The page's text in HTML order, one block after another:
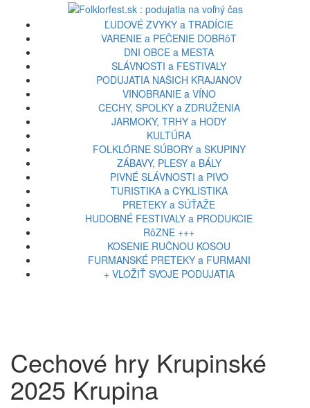
ĽUDOVÉ ZVYKY a TRADÍCIE
VARENIE a PEČENIE DOBRôT
DNI OBCE a MESTA
SLÁVNOSTI a FESTIVALY
PODUJATIA NAŠICH KRAJANOV
VINOBRANIE a VÍNO
CECHY, SPOLKY a ZDRUŽENIA
JARMOKY, TRHY a HODY
KULTÚRA
FOLKLÓRNE SÚBORY a SKUPINY
ZÁBAVY, PLESY a BÁLY
PIVNÉ SLÁVNOSTI a PIVO
TURISTIKA a CYKLISTIKA
PRETEKY a SÚŤAŽE
HUDOBNÉ FESTIVALY a PRODUKCIE
RôZNE +++
KOSENIE RUČNOU KOSOU
FURMANSKÉ PRETEKY a FURMANI
+ VLOŽIŤ SVOJE PODUJATIA
Cechové hry Krupinské
2025 Krupina